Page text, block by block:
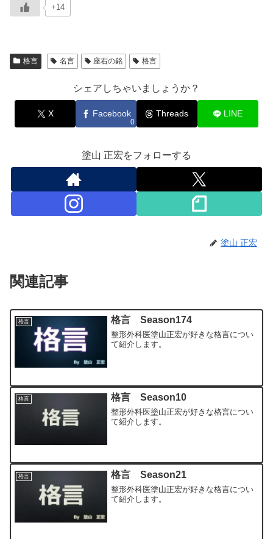
+14
格言 名言 座右の銘 格言
シェアしちゃいましょうか？
X Facebook
0
Threads LINE
塗山 正宏をフォローする
塗山 正宏
関連記事
格言 格言 Season174
整形外科医塗山正宏が好きな格言につい
て紹介します。
格言 格言 Season10
整形外科医塗山正宏が好きな格言につい
て紹介します。
格言 格言 Season21
整形外科医塗山正宏が好きな格言につい
て紹介します。